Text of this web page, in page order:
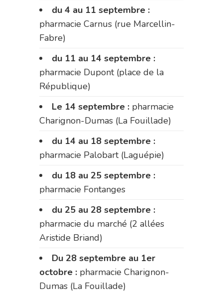
du 4 au 11 septembre :
pharmacie Carnus (rue Marcellin-
Fabre)
du 11 au 14 septembre :
pharmacie Dupont (place de la
République)
Le 14 septembre : pharmacie
Charignon-Dumas (La Fouillade)
du 14 au 18 septembre :
pharmacie Palobart (Laguépie)
du 18 au 25 septembre :
pharmacie Fontanges
du 25 au 28 septembre :
pharmacie du marché (2 allées
Aristide Briand)
Du 28 septembre au 1er
octobre : pharmacie Charignon-
Dumas (La Fouillade)